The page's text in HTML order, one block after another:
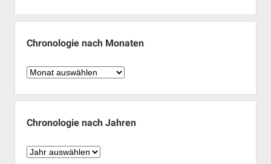
Chronologie nach Monaten
Chronologie
Monaten
Chronologie nach Jahren
Chronologie